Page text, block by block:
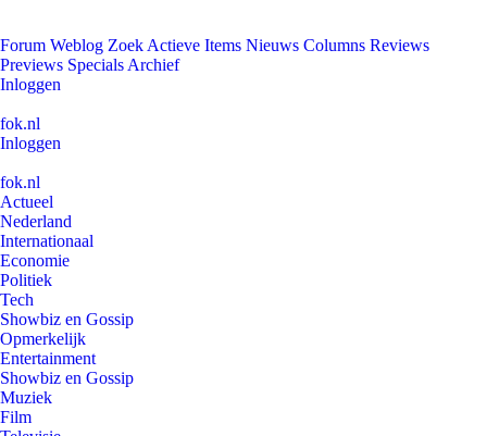
Forum Weblog Zoek Actieve Items Nieuws Columns Reviews
Previews Specials Archief
Inloggen
fok.nl
Inloggen
fok.nl
Actueel
Nederland
Internationaal
Economie
Politiek
Tech
Showbiz en Gossip
Opmerkelijk
Entertainment
Showbiz en Gossip
Muziek
Film